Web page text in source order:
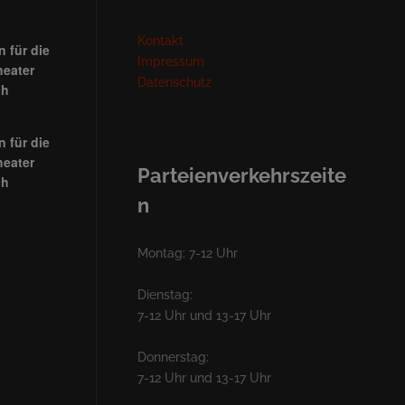
für die
für die
Kontakt
Impressum
Datenschutz
Parteienverkehrszeite
n
Montag: 7-12 Uhr
Dienstag:
7-12 Uhr und 13-17 Uhr
Donnerstag:
7-12 Uhr und 13-17 Uhr